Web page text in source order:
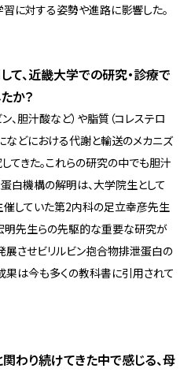
に対する姿勢や進路に影響した。
、近畿大学での研究・診療で
か？
、胆汁酸など）や脂質（コレステロ
などにおける代謝と輸送のメカニズ
てきた。これらの研究の中でも胆汁
白機構の解明は、大学院生として
していた第2内科の足立幸彦先生
明先生らの先駆的な重要な研究が
展させビリルビン抱合物排泄蛋白の
果は今も多くの教科書に引用されて
わり続けてきた中で感じる、母